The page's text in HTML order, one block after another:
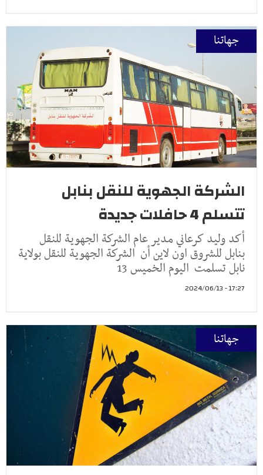
جهاتنا
الشركة الجهوية للنقل بنابل
تتسلم 4 حافلات جديدة‎
أكد وليد كرعاني مدير عام الشركة الجهوية للنقل
بنابل للشروق اون لاين أن الشركة الجهوية للنقل بولاية
نابل تسلمت اليوم الخميس 13
17:27 - 2024/06/13
جهاتنا